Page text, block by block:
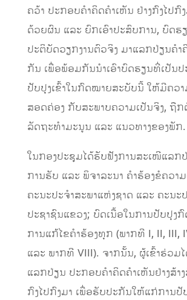
ຄວ້າ ປະກອບຄໍາຄິດຄໍາເຫັນ ຢ່າງກົງໄປກົ
ດ້ວຍຜົນ ແລະ ຍົກເອົາປະສົບການ, ບົດຮ
ປະຕິບັດວຽກງານຕົວຈິງ ມາແລກປ່ຽນຄຳ
ກັນ ເພື່ອພ້ອມກັນນຳເອົາບົດຮຽນທີ່ເປັນປ
ປັບປຸງເຂົ້າໃນກົດໝາຍສະບັບນີ້ ໃຫ້ມີຄວ
ສອດຄ່ອງ ກັບສະພາບຄວາມເປັນຈິງ, ຖືກ
ລັດຖະທຳມະນູນ ແລະ ແນວທາງຂອງພັກ.
ໃນກອງປະຊຸມໄດ້ຮັບຟັງການສະເໜີແລກ
ການຮັບ ແລະ ພິຈາລະນາ ຄຳຮ້ອງຂໍຄວາ
ຄະນະປະຈຳສະພາແຫ່ງຊາດ ແລະ ຄະນະ
ປະຊາຊົນແຂວງ; ບົດເນື້ອໃນການປັບປຸງ
ການແກ້ໄຂຄຳຮ້ອງທຸກ (ພາກທີ I, II, III,
ແລະ ພາກທີ VIII). ຈາກນັ້ນ, ຜູ້ເຂົ້າຮ່ວມ
ແລກປ່ຽນ ປະກອບຄຳຄິດຄຳເຫັນຢ່າງສ້າ
ກົງໄປກົງມາ ເພື່ອຮັບປະກັນໃຫ້ແກ່ການ